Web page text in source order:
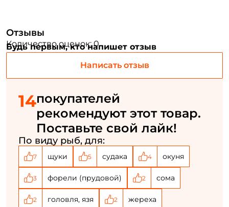
Отзывы
Количество оценок: 0
Будь первым, кто напишет отзыв
Написать отзыв
14покупателей
рекомендуют этот товар.
Поставьте свой лайк!
По виду рыб, для:
7 щуки 5 судака 4 окуня
3 форели (прудовой) 2 сома
2 головля, язя 2 жереха
Придумайте пароль: *
Заполняя данную форму вы соглашаетесь на обработку
персональных данных
Создать аккаунт
У меня уже есть аккаунт